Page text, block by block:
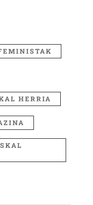
HERRIA